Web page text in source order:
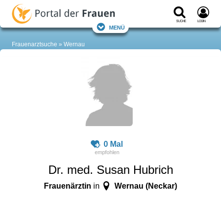
Suche Login
Menü
Frauenarztsuche Wernau
0 Mal
Dr. med. Susan Hubrich
Frauenärztin in Wernau (Neckar)